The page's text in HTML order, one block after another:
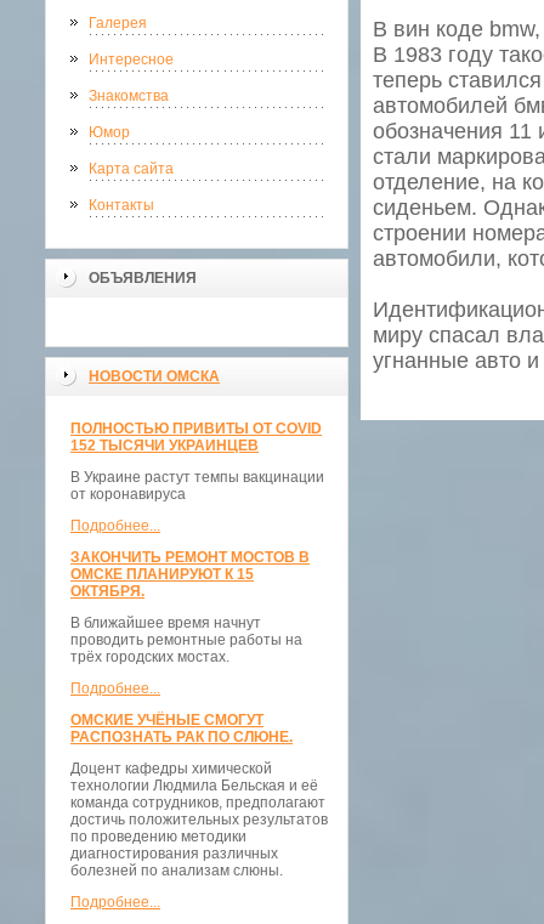
Галерея
Интересное
Знакомства
Юмор
Карта сайта
Контакты
ОБЪЯВЛЕНИЯ
НОВОСТИ ОМСКА
ПОЛНОСТЬЮ ПРИВИТЫ ОТ COVID
152 ТЫСЯЧИ УКРАИНЦЕВ
В Украине растут темпы вакцинации
от коронавируса
Подробнее...
ЗАКОНЧИТЬ РЕМОНТ МОСТОВ В
ОМСКЕ ПЛАНИРУЮТ К 15
ОКТЯБРЯ.
В ближайшее время начнут
проводить ремонтные работы на
трёх городских мостах.
Подробнее...
ОМСКИЕ УЧЁНЫЕ СМОГУТ
РАСПОЗНАТЬ РАК ПО СЛЮНЕ.
Доцент кафедры химической
технологии Людмила Бельская и её
команда сотрудников, предполагают
достичь положительных результатов
по проведению методики
диагностирования различных
болезней по анализам слюны.
Подробнее...
В вин коде
В 1983 году
теперь
автомобилей
обозначения 11
стали
отделение, на
сиденьем.
строении
автомобили,
миру спасал
угнанные авто